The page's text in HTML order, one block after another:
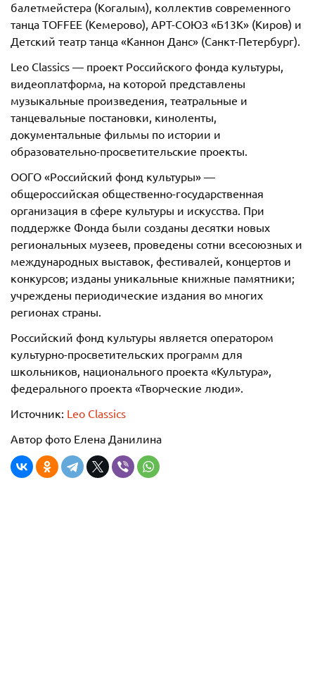
балетмейстера (Когалым), коллектив современного
танца TOFFEE (Кемерово), АРТ-СОЮЗ «Б13К» (Киров) и
Детский театр танца «Каннон Данс» (Санкт-Петербург).
Leo Classics — проект Российского фонда культуры,
видеоплатформа, на которой представлены
музыкальные произведения, театральные и
танцевальные постановки, киноленты,
документальные фильмы по истории и
образовательно-просветительские проекты.
ООГО «Российский фонд культуры» —
общероссийская общественно-государственная
организация в сфере культуры и искусства. При
поддержке Фонда были созданы десятки новых
региональных музеев, проведены сотни всесоюзных и
международных выставок, фестивалей, концертов и
конкурсов; изданы уникальные книжные памятники;
учреждены периодические издания во многих
регионах страны.
Российский фонд культуры является оператором
культурно-просветительских программ для
школьников, национального проекта «Культура»,
федерального проекта «Творческие люди».
Источник: Leo Classics
Автор фото Елена Данилина